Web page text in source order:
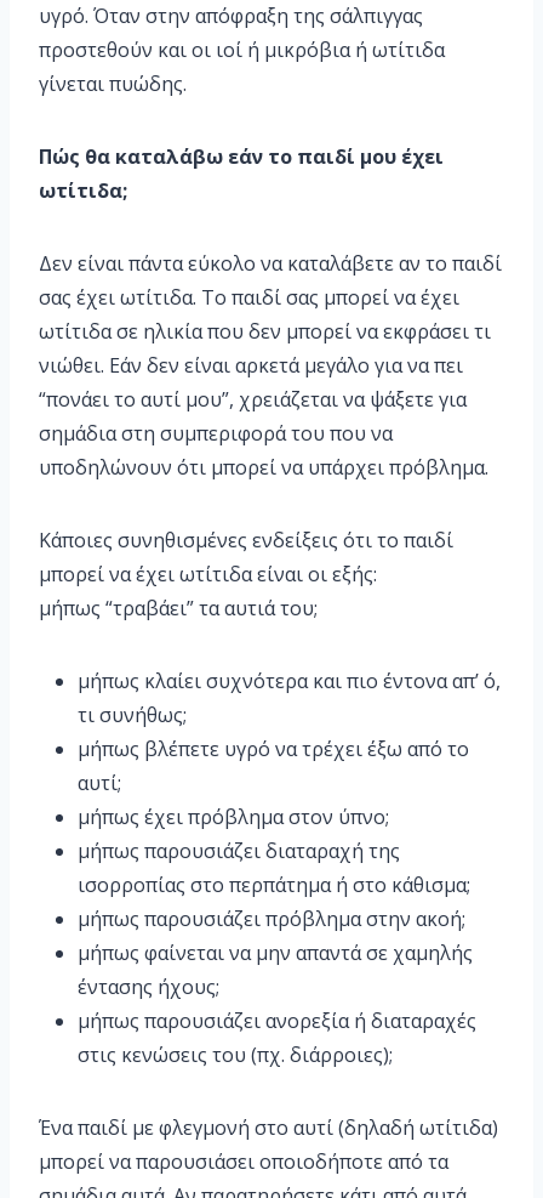
υγρό. Όταν στην απόφραξη της σάλπιγγας
προστεθούν και οι ιοί ή μικρόβια ή ωτίτιδα
γίνεται πυώδης.
Πώς θα καταλάβω εάν το παιδί μου έχει
ωτίτιδα;
Δεν είναι πάντα εύκολο να καταλάβετε αν το παιδί
σας έχει ωτίτιδα. Το παιδί σας μπορεί να έχει
ωτίτιδα σε ηλικία που δεν μπορεί να εκφράσει τι
νιώθει. Εάν δεν είναι αρκετά μεγάλο για να πει
“πονάει το αυτί μου”, χρειάζεται να ψάξετε για
σημάδια στη συμπεριφορά του που να
υποδηλώνουν ότι μπορεί να υπάρχει πρόβλημα.
Κάποιες συνηθισμένες ενδείξεις ότι το παιδί
μπορεί να έχει ωτίτιδα είναι οι εξής:
μήπως “τραβάει” τα αυτιά του;
μήπως κλαίει συχνότερα και πιο έντονα απ’ ό,
τι συνήθως;
μήπως βλέπετε υγρό να τρέχει έξω από το
αυτί;
μήπως έχει πρόβλημα στον ύπνο;
μήπως παρουσιάζει διαταραχή της
ισορροπίας στο περπάτημα ή στο κάθισμα;
μήπως παρουσιάζει πρόβλημα στην ακοή;
μήπως φαίνεται να μην απαντά σε χαμηλής
έντασης ήχους;
μήπως παρουσιάζει ανορεξία ή διαταραχές
στις κενώσεις του (πχ. διάρροιες);
Ένα παιδί με φλεγμονή στο αυτί (δηλαδή ωτίτιδα)
μπορεί να παρουσιάσει οποιοδήποτε από τα